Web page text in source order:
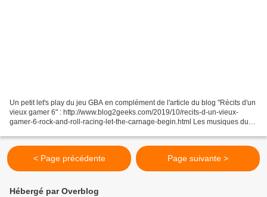
Un petit let's play du jeu GBA en complément de l'article du blog "Récits d'un
vieux gamer 6" : http://www.blog2geeks.com/2019/10/recits-d-un-vieux-
gamer-6-rock-and-roll-racing-let-the-carnage-begin.html Les musiques du
< Page précédente Page suivante >
Hébergé par Overblog